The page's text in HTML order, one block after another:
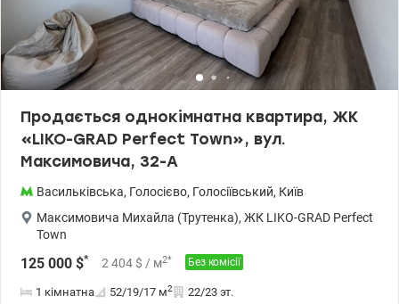
Продається однокімнатна квартира, ЖК
«LIKO-GRAD Perfect Town», вул.
Максимовича, 32-А
Васильківська, Голосієво, Голосіївський, Київ
Максимовича Михайла (Трутенка), ЖК LIKO-GRAD Perfect
Town
125 000 $* 2 404 $ / м2* Без комісії
1 кімнатна 52/19/17 м2 22/23 эт.